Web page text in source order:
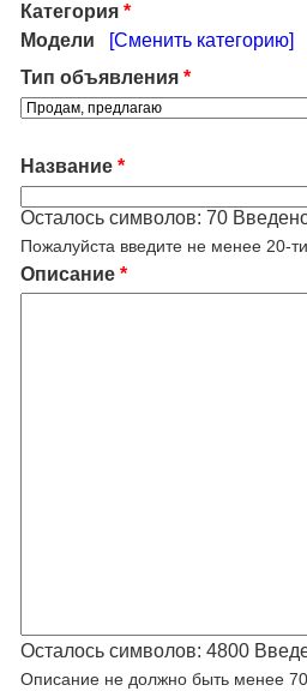
Категория *
Модели
[Сменить категорию]
Тип объявления *
Название *
Осталось символов: 70
Пожалуйста введите не менее 20-
Описание *
Осталось символов: 4800
Описание не должно быть менее